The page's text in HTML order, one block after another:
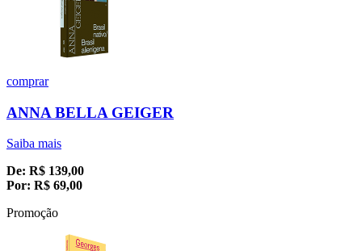
comprar
ANNA BELLA GEIGER
Saiba mais
De: R$ 139,00
Por: R$ 69,00
Promoção